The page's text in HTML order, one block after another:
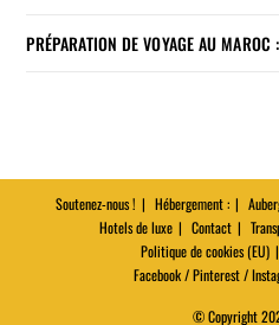
PRÉPARATION DE VOYAGE AU
Soutenez-nous ! Hébergement :
Hotels de luxe
Contact
Politique de cookies (EU)
Facebook / Pinterest /
© Copyright